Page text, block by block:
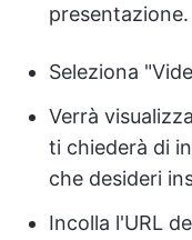
presentazione.
Seleziona
Verrà
ti chiederà di
che desideri
Incolla l'URL